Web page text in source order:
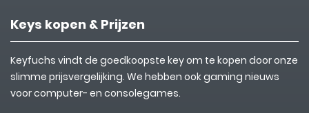
Keys kopen & Prijzen
Keyfuchs vindt de goedkoopste key om te kopen door onze
slimme prijsvergelijking. We hebben ook gaming nieuws
voor computer- en consolegames.